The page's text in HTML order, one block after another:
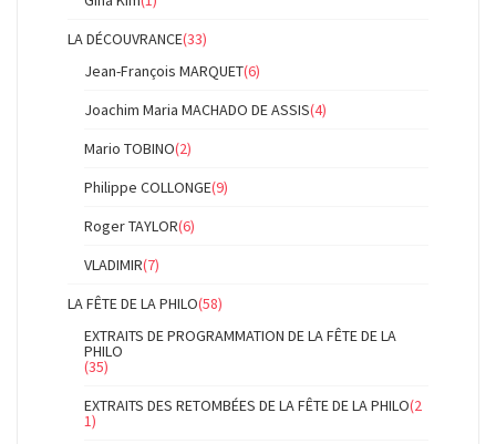
LA DÉCOUVRANCE(33)
Jean-François MARQUET(6)
Joachim Maria MACHADO DE ASSIS(4)
Mario TOBINO(2)
Philippe COLLONGE(9)
Roger TAYLOR(6)
VLADIMIR(7)
LA FÊTE DE LA PHILO(58)
EXTRAITS DE PROGRAMMATION DE LA FÊTE DE LA
PHILO
(35)
EXTRAITS DES RETOMBÉES DE LA FÊTE DE LA PHILO(2
1)